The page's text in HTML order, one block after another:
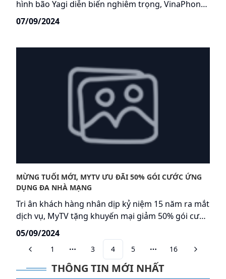
hình bão Yagi diễn biến nghiêm trọng, VinaPhone
chia sẻ mạng lưới cùng các nhà mạng. Thuê bao
07/09/2024
MỪNG TUỐI MỚI, MYTV ƯU ĐÃI 50% GÓI CƯỚC ỨNG
DỤNG ĐA NHÀ MẠNG
Tri ân khách hàng nhân dịp kỷ niệm 15 năm ra mắt
dịch vụ, MyTV tặng khuyến mại giảm 50% gói cước
đa nhà mạng. Ưu đãi siêu hấp dẫn cùng cơ hội
thưởng thức các sự kiện thể thao và phim ảnh đặc
sắc duy nhất chỉ có trong dịp sinh nhật lần này.
Tham gia ngay!
05/09/2024
1 More pages
3 4 5 More pages
16
THÔNG TIN MỚI NHẤT